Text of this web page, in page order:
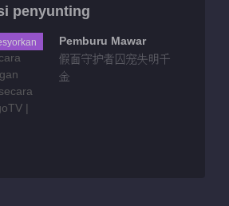
penyunting
Pemburu Mawar
假面守护者囚宠失明千
金